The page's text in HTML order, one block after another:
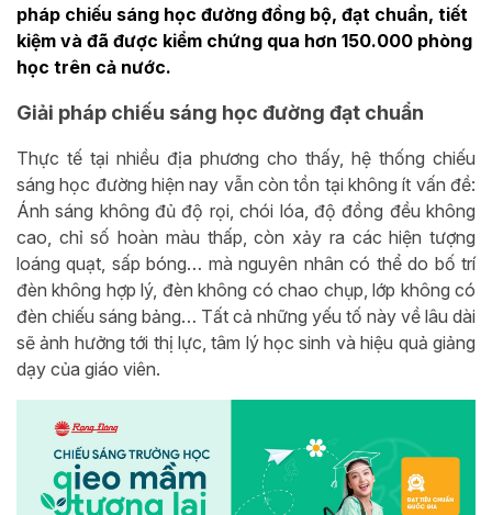
pháp chiếu sáng học đường đồng bộ, đạt chuẩn, tiết
kiệm và đã được kiểm chứng qua hơn 150.000 phòng
học trên cả nước.
Giải pháp chiếu sáng học đường đạt chuẩn
Thực tế tại nhiều địa phương cho thấy, hệ thống chiếu
sáng học đường hiện nay vẫn còn tồn tại không ít vấn đề:
Ánh sáng không đủ độ rọi, chói lóa, độ đồng đều không
cao, chỉ số hoàn màu thấp, còn xảy ra các hiện tượng
loáng quạt, sấp bóng… mà nguyên nhân có thể do bố trí
đèn không hợp lý, đèn không có chao chụp, lớp không có
đèn chiếu sáng bảng… Tất cả những yếu tố này về lâu dài
sẽ ảnh hưởng tới thị lực, tâm lý học sinh và hiệu quả giảng
dạy của giáo viên.